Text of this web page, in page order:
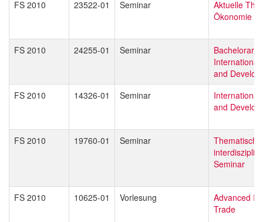
FS 2010 23522-01 Seminar
Aktuelle
Ökonomie
FS 2010 24255-01 Seminar
International
and
FS 2010
14326-01 Seminar
International
and
FS 2010 19760-01 Seminar
Thematisch
Seminar
FS 2010 10625-01 Vorlesung
Advanced
Trade